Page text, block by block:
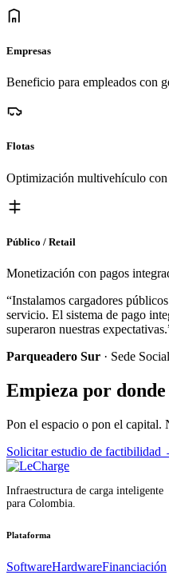
Empresas
Beneficio para empleados con
Flotas
Optimización multivehículo con
Público / Retail
Monetización con pagos
“Instalamos cargadores
servicio. El sistema de pago
superaron nuestras
Parqueadero Sur · Sede Social
Empieza por
Pon el espacio o pon el capital.
Solicitar estudio de factibilidad
Infraestructura de carga inteligente
para Colombia.
Plataforma
SoftwareHardwareFinanciación